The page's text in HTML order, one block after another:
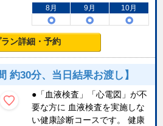
8月 9月 10月
ラン詳細・予約
約30分、当日結果お渡し】
●「血液検査」「心電図」が不
要な方に 血液検査を実施しな
い健康診断コースです。 健康